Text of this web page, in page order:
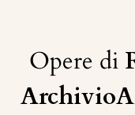
Opere di